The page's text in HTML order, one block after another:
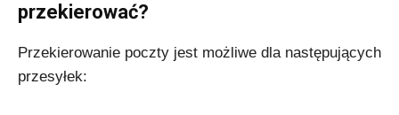
przekierować?
Przekierowanie poczty jest możliwe dla następujących
przesyłek: